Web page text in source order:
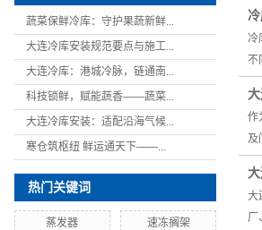
蔬菜保鲜冷库：守护果蔬新鲜...
大连冷库安装规范要点与施工...
大连冷库：港城冷脉，链通南...
科技锁鲜，赋能蔬香——蔬菜...
大连冷库安装：适配沿海气候...
寒仓筑枢纽 鲜运通天下——...
热门关键词
蒸发器 速冻搁架
冷
不
作
及
大
厂